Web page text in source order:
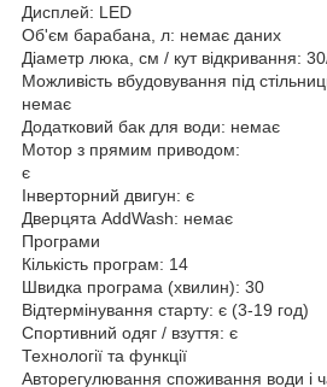
Дисплей: LED
Об'єм барабана, л: немає даних
Діаметр люка, см / кут відкривання:
Можливість вбудовування під
немає
Додатковий бак для води: немає
Мотор з прямим приводом:
є
Інверторний двигун: є
Дверцята AddWash: немає
Програми
Кількість програм: 14
Швидка програма (хвилин): 30
Відтермінування старту: є (3-19 год)
Спортивний одяг / взуття: є
Технології та функції
Авторегулювання споживання води і